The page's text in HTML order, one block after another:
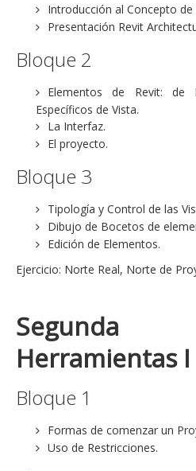
Introducción al Concepto de
Presentación Revit
Bloque 2
Elementos de Revit: de
Específicos de Vista.
La Interfaz.
El proyecto.
Bloque 3
Tipología y Control de las
Dibujo de Bocetos de
Edición de Elementos.
Ejercicio: Norte Real, Norte de
Herramientas I
Bloque 1
Formas de comenzar un
Uso de Restricciones.